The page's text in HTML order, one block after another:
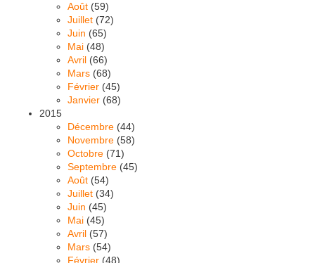
Août (59)
Juillet (72)
Juin (65)
Mai (48)
Avril (66)
Mars (68)
Février (45)
Janvier (68)
2015
Décembre (44)
Novembre (58)
Octobre (71)
Septembre (45)
Août (54)
Juillet (34)
Juin (45)
Mai (45)
Avril (57)
Mars (54)
Février (48)